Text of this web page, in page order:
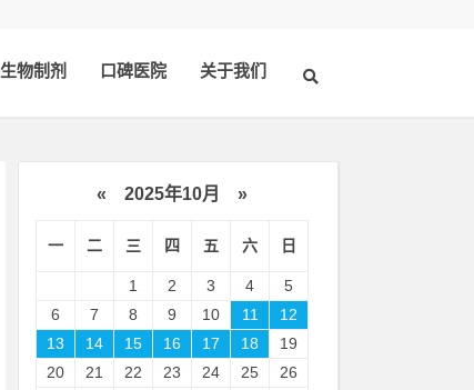
生物制剂 口碑医院 关于我们
« 2025年10月 »
一 二 三 四 五 六 日
1 2 3 4
5
6
7 8 9 10 11
12
13
14 15 16 17 18
19
20
21 22 23 24 25
26